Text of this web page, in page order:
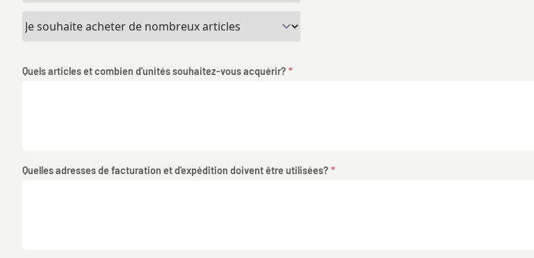
Quels articles et combien d'unités souhaitez-vous acquérir?
Quelles adresses de facturation et d'expédition doivent être utilisées?